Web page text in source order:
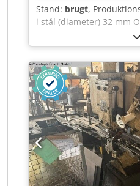
Stand: brugt,
i stål (diameter) 32 mm
Skæftefræser 76 mm
Planfræser: 20 mm
slaglængde 130 mm
fræsehoved 380 mm
Søjlediameter 115 mm